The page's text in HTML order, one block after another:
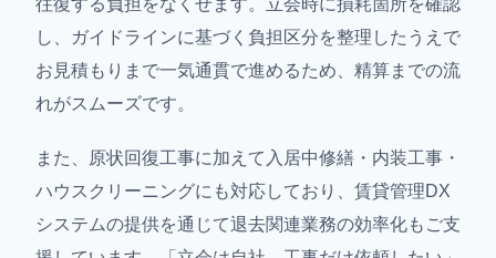
往復する負担をなくせます。立会時に損耗箇所を確認
し、ガイドラインに基づく負担区分を整理したうえで
お見積もりまで一気通貫で進めるため、精算までの流
れがスムーズです。
また、原状回復工事に加えて入居中修繕・内装工事・
ハウスクリーニングにも対応しており、賃貸管理DX
システムの提供を通じて退去関連業務の効率化もご支